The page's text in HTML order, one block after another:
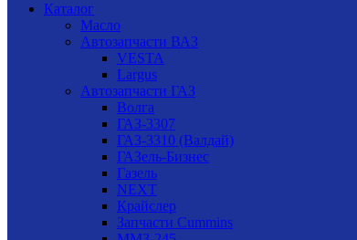
Каталог
Масло
Автозапчасти ВАЗ
VESTA
Largus
Автозапчасти ГАЗ
Волга
ГАЗ-3307
ГАЗ-3310 (Валдай)
ГАЗель-Бизнес
Газель
NEXT
Крайслер
Запчасти Cummins